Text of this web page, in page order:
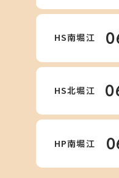
HS南堀江
HS北堀江
HP南堀江